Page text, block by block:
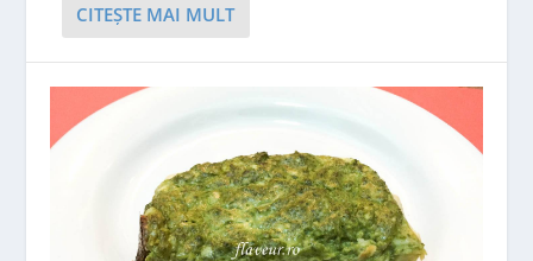
CITEŞTE MAI MULT